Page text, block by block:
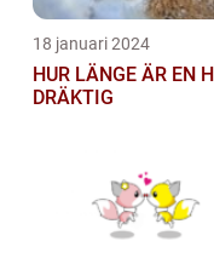
18 januari 2024
HUR LÄNGE ÄR EN
DRÄKTIG